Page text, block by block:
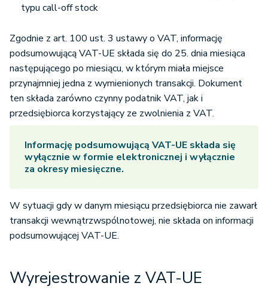
typu call-off stock
Zgodnie z art. 100 ust. 3 ustawy o VAT, informację
podsumowującą VAT-UE składa się do 25. dnia miesiąca
następującego po miesiącu, w którym miała miejsce
przynajmniej jedna z wymienionych transakcji. Dokument
ten składa zarówno czynny podatnik VAT, jak i
przedsiębiorca korzystający ze zwolnienia z VAT.
Informację podsumowującą VAT-UE składa się
wyłącznie w formie elektronicznej i wyłącznie
za okresy miesięczne.
W sytuacji gdy w danym miesiącu przedsiębiorca nie zawarł
transakcji wewnątrzwspólnotowej, nie składa on informacji
podsumowującej VAT-UE.
Wyrejestrowanie z VAT-UE